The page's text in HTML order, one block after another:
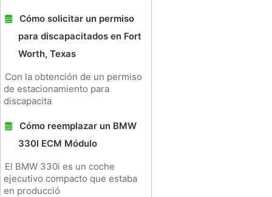
Cómo solicitar un permiso
para discapacitados en Fort
Worth, Texas
Con la obtención de un permiso
de estacionamiento para
discapacita
Cómo reemplazar un BMW
330I ECM Módulo
El BMW 330i es un coche
ejecutivo compacto que estaba
en producció